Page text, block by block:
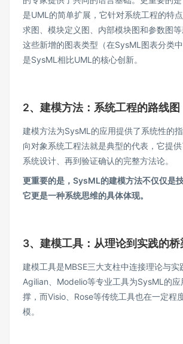
是UML的简单扩展，它针对系统工程的特
求图、模块定义图、内部模块图和参数图等
这些新增的图表类型（在SysML图表分类
是SysML相比UML的核心创新。
2、建模方法：系统工程的路线图
建模方法为SysML的应用提供了系统性的
向对象系统工程法就是典型的代表，它提
系统设计、再到验证确认的完整方法论。
更重要的是，SysML的建模方法不仅仅是
它更是一种系统思维的具体体现。
3、建模工具：从理论到实践的桥
建模工具是MBSE三大支柱中连接理论与实
Agilian、Modelio等专业工具为SysML的应
撑，而Visio、Rose等传统工具也在一定程
模。